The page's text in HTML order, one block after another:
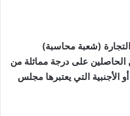
(شعبة محاسبة)
الحاصلين على درجة مماثلة من
الأجنبية التي يعتبرها مجلس